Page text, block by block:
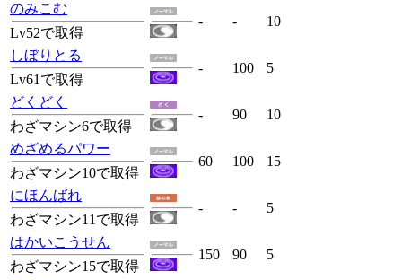
のみこむ
Lv52で取得
- - 10
しぼりとる
Lv61で取得
- 100 5
どくどく
わざマシン6で取得
- 90 10
めざめるパワー
わざマシン10で取得
60 100 15
にほんばれ
わざマシン11で取得
- - 5
はかいこうせん
わざマシン15で取得
150 90 5